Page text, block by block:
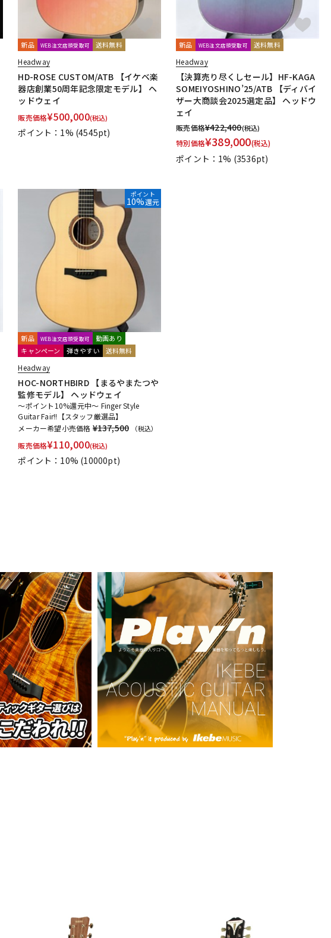
新品 WEB注文店頭受取可 送料無料
Headway
HD-ROSE CUSTOM/ATB 【イケベ楽
器店創業50周年記念限定モデル】 ヘ
ッドウェイ
販売価格¥500,000(税込)
ポイント：1% (4545pt)
新品 WEB注文店頭受取可 送料無料
Headway
【決算売り尽くしセール】HF-KAGA
SOMEIYOSHINO’25/ATB 【ディバイ
ザー大商談会2025選定品】 ヘッドウ
ェイ
販売価格¥422,400(税込)
特別価格¥389,000(税込)
ポイント：1% (3536pt)
ポイント
10%還元
新品 WEB注文店頭受取可
動画あり
キャンペーン
弾きやすい 送料無料
Headway
HOC-NORTHBIRD 【まるやまたつや
監修モデル】 ヘッドウェイ
～ポイント10%還元中～ Finger Style
Guitar Fair!!【スタッフ厳選品】
メーカー希望小売価格 ¥137,500 （税込）
販売価格¥110,000(税込)
ポイント：10% (10000pt)